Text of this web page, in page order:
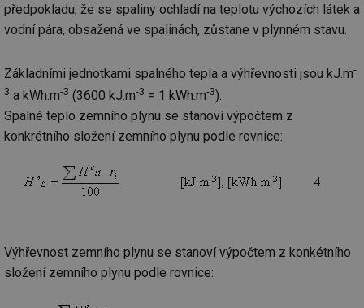
předpokladu, že se spaliny ochladí na teplotu výchozích látek a
vodní pára, obsažená ve spalinách, zůstane v plynném stavu.
Základními jednotkami spalného tepla a výhřevnosti jsou kJ.m-
3 a kWh.m-3 (3600 kJ.m-3 = 1 kWh.m-3).
Spalné teplo zemního plynu se stanoví výpočtem z
konkrétního složení zemního plynu podle rovnice:
Výhřevnost zemního plynu se stanoví výpočtem z konkétního
složení zemního plynu podle rovnice: